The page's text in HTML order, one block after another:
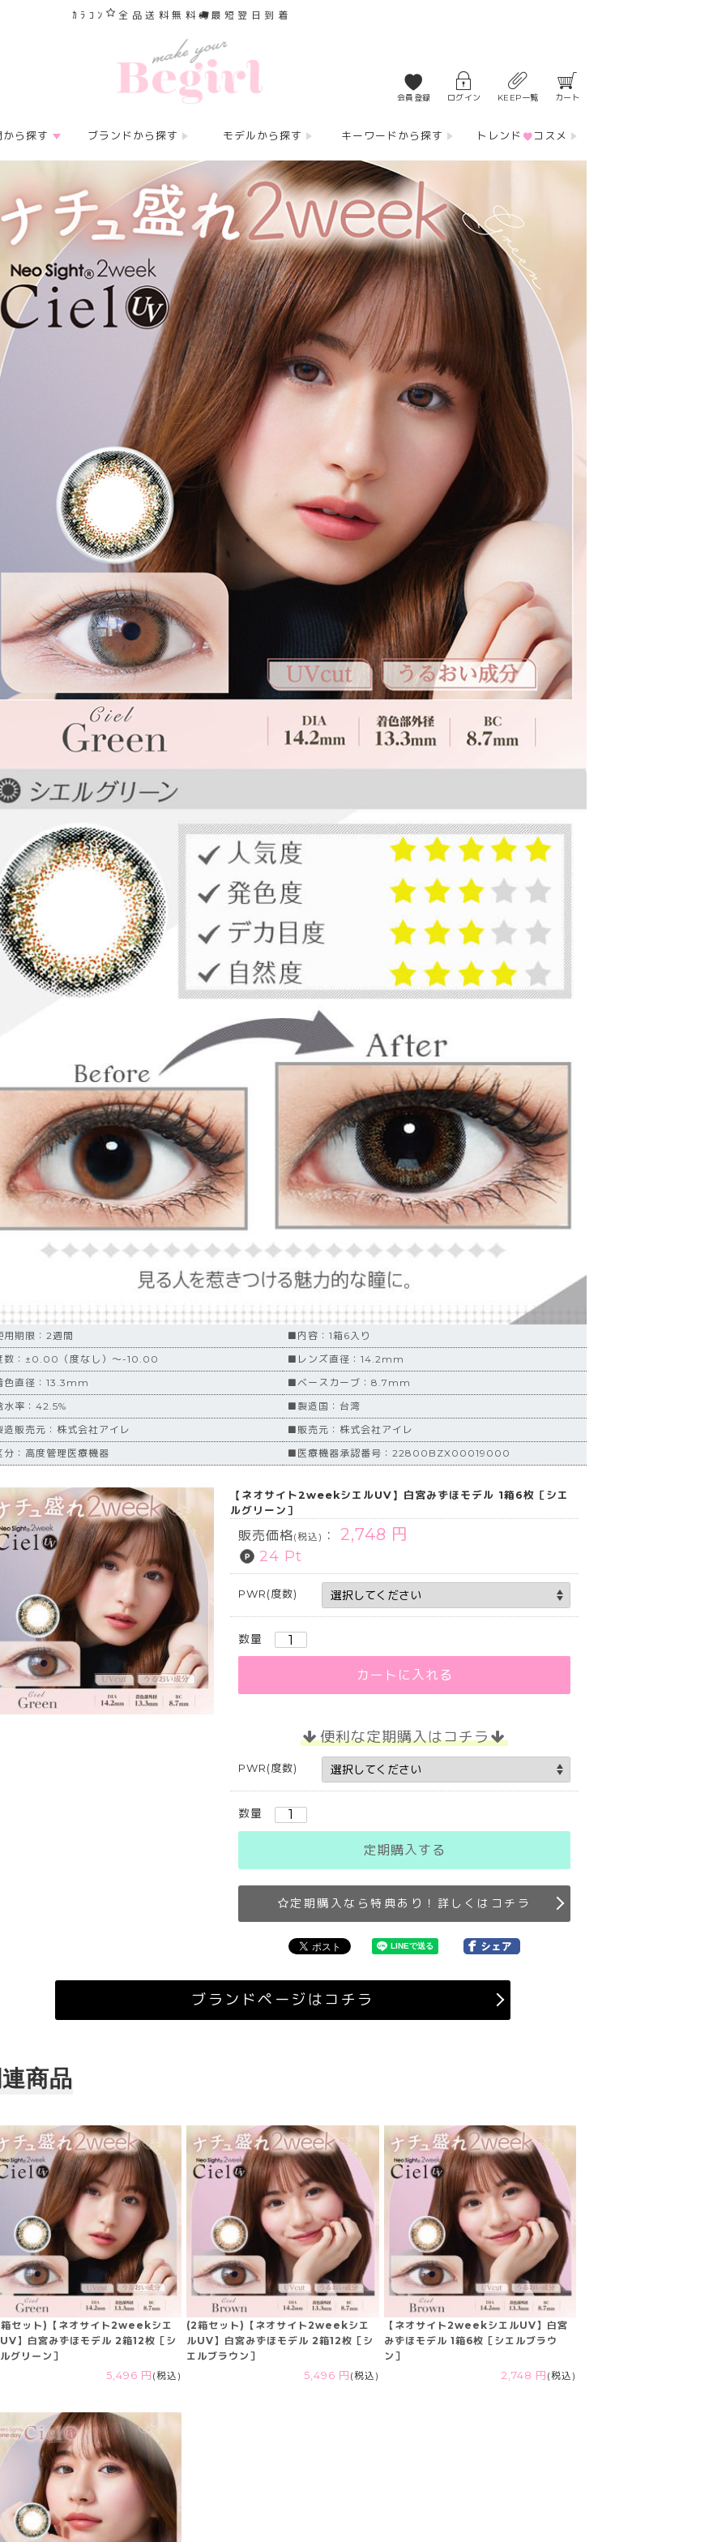
ｶﾗｺﾝ 全品送料無料 最短翌日到着
会員登録 ログイン KEEP一覧 カート
ら探す ブランドから探す モデルから探す キーワードから探す トレンド コスメ
期限：2週間
■内容：1箱6入り
：±0.00（度なし）～-10.00
■レンズ直径：14.2mm
直径：13.3mm
■ベースカーブ：8.7mm
率：42.5%
■製造国：台湾
販売元：株式会社アイレ
■販売元：株式会社アイレ
：高度管理医療機器
■医療機器承認番号：22800BZX00019000
【ネオサイト2weekシエルUV】白宮みずほモデル 1箱6枚［シエ
ルグリーン］
販売価格(税込) ： 2,748 円
24 Pt
PWR(度数)
数量
カートに入れる
便利な定期購入はコチラ
PWR(度数)
数量
定期購入する
定期購入なら特典あり！詳しくはコチラ
ブランドページはコチラ
商品
セット)【ネオサイト2weekシエ
】白宮みずほモデル 2箱12枚［シ
グリーン］
5,496 円 (税込)
(2箱セット)【ネオサイト2weekシエ
ルUV】白宮みずほモデル 2箱12枚［シ
エルブラウン］
5,496 円 (税込)
【ネオサイト2weekシエルUV】白宮
みずほモデル 1箱6枚［シエルブラウ
ン］
2,748 円 (税込)